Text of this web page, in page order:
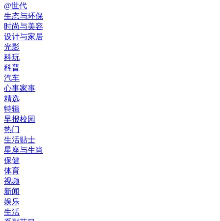
@世代
生态与环保
时尚与美容
设计与家居
光影
科玩
科普
汽车
心事家事
精选
特辑
早报校园
热门
生活贴士
星座与生肖
保健
体育
视频
新闻
娱乐
生活